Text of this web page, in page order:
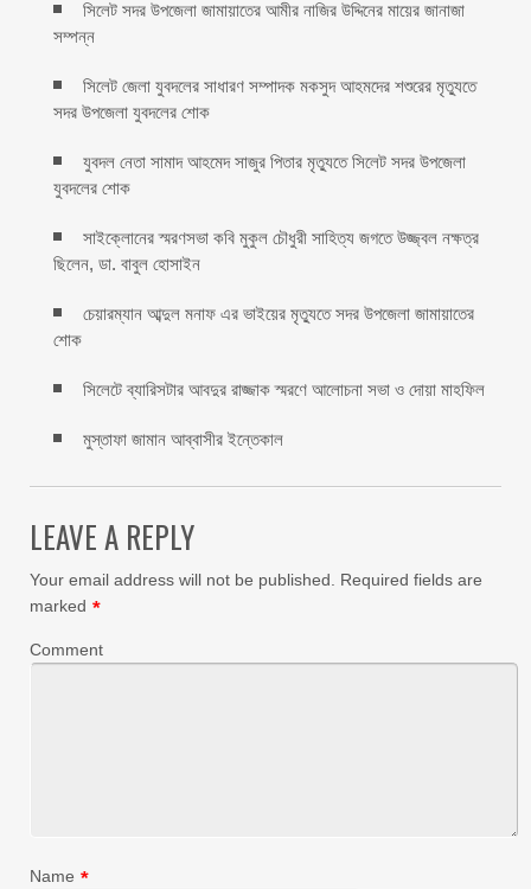
সিলেট সদর উপজেলা জামায়াতের আমীর নাজির উদ্দিনের মায়ের জানাজা
সম্পন্ন
সিলেট জেলা যুবদলের সাধারণ সম্পাদক মকসুদ আহমদের শশুরের মৃত্যুতে
সদর উপজেলা যুবদলের শোক
যুবদল নেতা সামাদ আহমেদ সাজুর পিতার মৃত্যুতে সিলেট সদর উপজেলা
যুবদলের শোক
সাইক্লোনের স্মরণসভা কবি মুকুল চৌধুরী সাহিত্য জগতে উজ্জ্বল নক্ষত্র
ছিলেন, ডা. বাবুল হোসাইন
চেয়ারম্যান আব্দুল মনাফ এর ভাইয়ের মৃত্যুতে সদর উপজেলা জামায়াতের
শোক
সিলেটে ব্যারিসটার আবদুর রাজ্জাক স্মরণে আলোচনা সভা ও দোয়া মাহফিল
মুস্তাফা জামান আব্বাসীর ইন্তেকাল
LEAVE A REPLY
Your email address will not be published.
Required fields are
marked *
Comment
Name *